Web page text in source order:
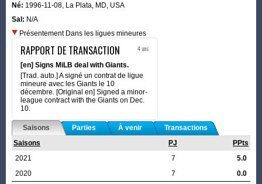
Né: 1996-11-08, La Plata, MD, USA
Sal: N/A
Présentement Dans les ligues mineures
RAPPORT DE TRANSACTION 4 ans
[en] Signs MiLB deal with Giants.
[Trad. auto.] A signé un contrat de ligue
mineure avec les Giants le 10
décembre. [Original en] Signed a minor-
league contract with the Giants on Dec.
10.
Saisons Parties À venir
Transactions
Saisons
PJ
PPts
2021
7
5.0
2020
7
0.0